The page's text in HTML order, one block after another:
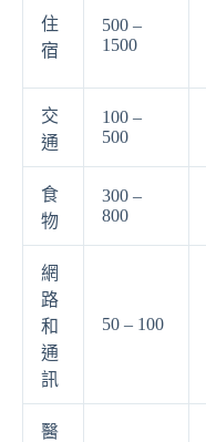
住
宿
500 –
1500
交
通
100 –
500
食
物
300 –
800
網
路
和
通
訊
50 – 100
醫